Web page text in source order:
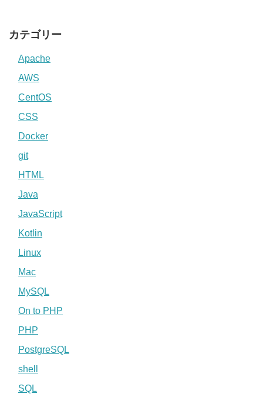
カテゴリー
Apache
AWS
CentOS
CSS
Docker
git
HTML
Java
JavaScript
Kotlin
Linux
Mac
MySQL
On to PHP
PHP
PostgreSQL
shell
SQL